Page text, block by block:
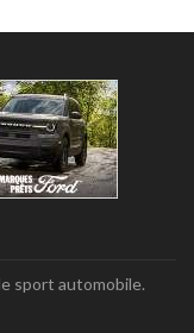
sport automobile.